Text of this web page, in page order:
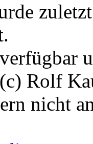
Rolf
nicht